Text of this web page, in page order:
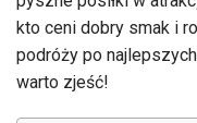
kto ceni dobry smak i
podróży po
warto zjeść!